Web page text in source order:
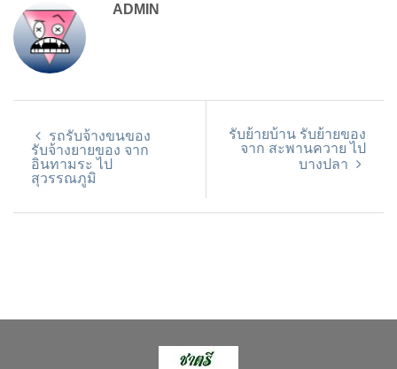
ADMIN
รถรับจ้างขนของ
รับจ้างยายของ จาก
อินทามระ ไป
สุวรรณภูมิ
รับย้ายบ้าน รับย้ายของ
จาก สะพานควาย ไป
บางปลา